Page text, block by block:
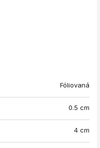
Fóliovaná
0.5 cm
4 cm